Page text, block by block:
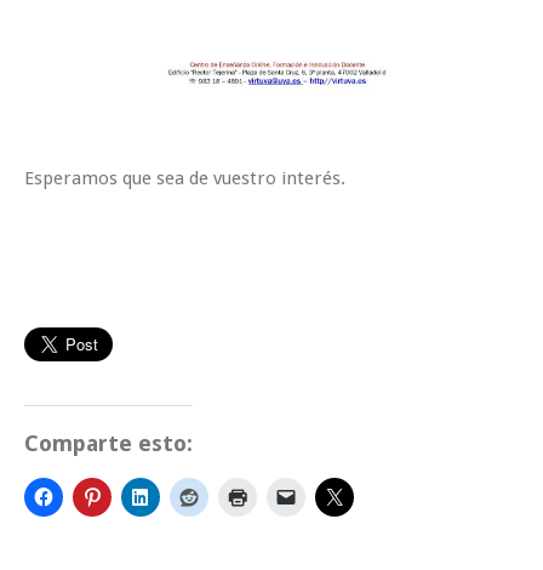
Esperamos que sea de vuestro interés.
Comparte esto: